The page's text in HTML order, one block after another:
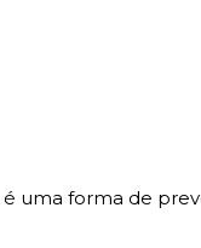
uma forma de